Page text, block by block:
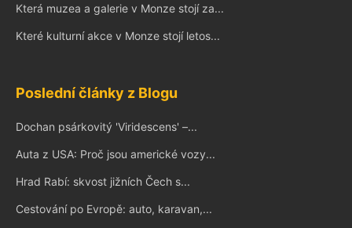
Která muzea a galerie v Monze stojí za...
Které kulturní akce v Monze stojí letos...
Poslední články z Blogu
Dochan psárkovitý 'Viridescens' –...
Auta z USA: Proč jsou americké vozy...
Hrad Rabí: skvost jižních Čech s...
Cestování po Evropě: auto, karavan,...